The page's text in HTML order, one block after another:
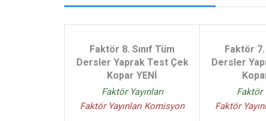
Faktör 8. Sınıf Tüm
Dersler Yaprak Test Çek
Kopar YENİ
Faktör Yayınları
Faktör Yayınları Komisyon
Faktör 7.
Dersler
Faktör
Faktör